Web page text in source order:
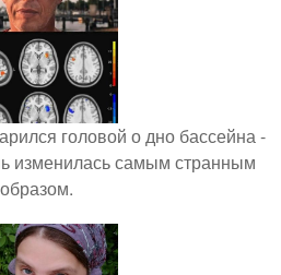
головой о дно бассейна -
изменилась самым странным
образом.